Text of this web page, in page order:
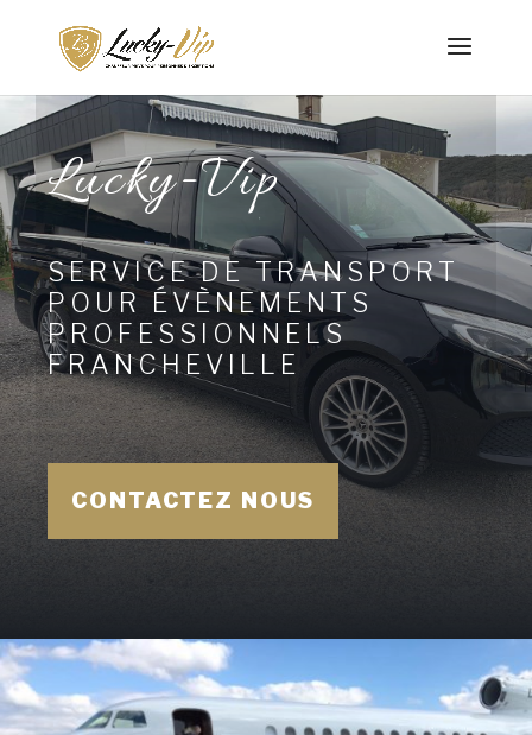
Lucky-Vip
SERVICE DE TRANSPORT
POUR ÉVÈNEMENTS
PROFESSIONNELS
FRANCHEVILLE
CONTACTEZ NOUS